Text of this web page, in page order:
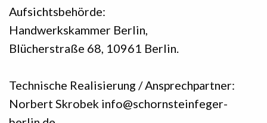
Aufsichtsbehörde:
Handwerkskammer Berlin,
Blücherstraße 68, 10961 Berlin.
Technische Realisierung / Ansprechpartner:
Norbert Skrobek info@schornsteinfeger-